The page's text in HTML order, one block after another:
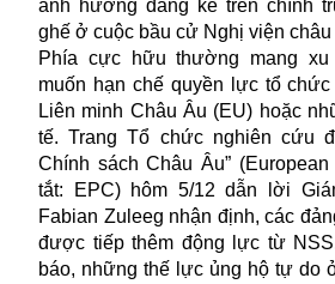
ảnh hưởng đáng kể trên chính
ghế ở cuộc bầu cử Nghị viện châu
Phía cực hữu thường mang
muốn hạn chế quyền lực tổ
Liên minh Châu Âu (EU) hoặc
tế. Trang Tổ chức nghiên cứu
Chính sách Châu Âu”
tắt: EPC) hôm 5/12 dẫn lời
Fabian Zuleeg nhận định, các
được tiếp thêm động lực từ
báo, những thế lực ủng hộ tự do